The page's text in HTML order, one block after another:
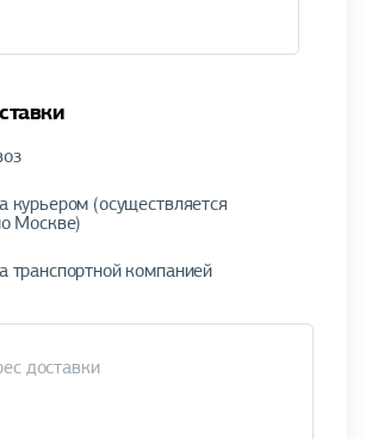
курьером (осуществляется
Москве)
транспортной компанией